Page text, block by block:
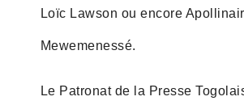
Loïc Lawson ou encore
Mewemenessé.
Le Patronat de la Presse